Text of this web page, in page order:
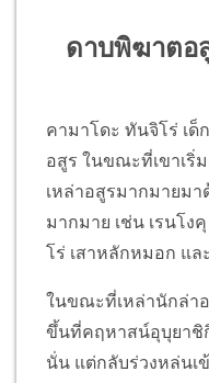
ดาบพิฆาตอ
คามาโดะ ทันจิโร่ เด็
อสูร ในขณะที่เขาเริ่
เหล่าอสูรมากมายมา
มากมาย เช่น เรนโง
โร่ เสาหลักหมอก แ
ในขณะที่เหล่านักล่า
ขึ้นที่คฤหาสน์อุบุยาชิ
นั่น แต่กลับร่วงหล่น